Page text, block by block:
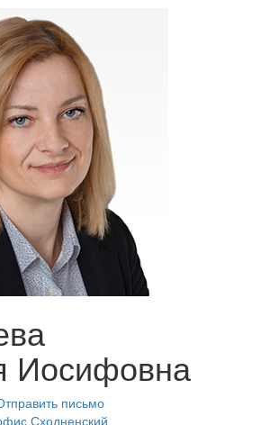
Иосифовна
письмо
Сходненский